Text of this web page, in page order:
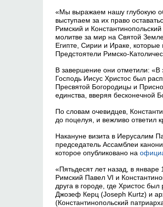
«Мы выражаем нашу глубокую
выступаем за их право
Римский и
молитве за мир на Святой
Египте, Сирии и Ираке,
Предстоятели Римско-
В завершение они отметили: «В
Господь Иисус Христос был
Пресвятой Богородицы и
единства, вверяя бесконечной
По словам очевидцев,
до поцелуя, и вежливо ответил
Накануне визита в Иерусалим
председатель Ассамблеи
которое опубликовано на
«Пятьдесят лет назад, в январе
Римский Павел VI и
друга в городе, где Христос
Джозеф Керц (Joseph Kurtz) и
(Константинопольский